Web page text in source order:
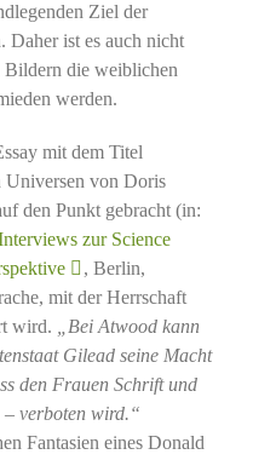
Ziel der
Daher ist es auch nicht
die weiblichen
werden.
mit dem Titel
Universen von Doris
den Punkt gebracht (in:
zur Science
, Berlin,
mit der Herrschaft
wird.
„Bei Atwood kann
Gilead seine Macht
den Frauen Schrift und
– verboten wird.“
Fantasien eines Donald